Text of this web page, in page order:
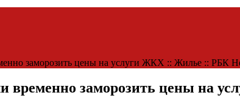
заморозить цены на услуги ЖКХ :: Жилье :: РБК
временно заморозить цены на